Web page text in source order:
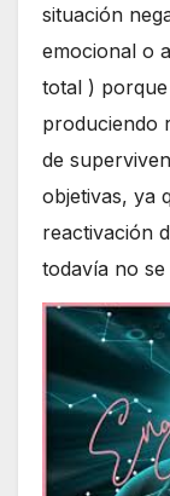
situación
emocional o
total )
produciendo
de
objetivas, ya
reactivación
todavía no